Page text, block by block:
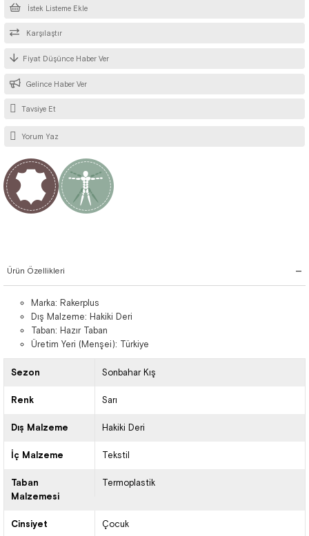
İstek Listeme Ekle
Karşılaştır
Fiyat Düşünce Haber Ver
Gelince Haber Ver
Tavsiye Et
Yorum Yaz
Ürün Özellikleri
Marka: Rakerplus
Dış Malzeme: Hakiki Deri
Taban: Hazır Taban
Üretim Yeri (Menşei): Türkiye
Sezon Sonbahar Kış
Renk Sarı
Dış Malzeme Hakiki Deri
İç Malzeme Tekstil
Taban
Malzemesi
Termoplastik
Cinsiyet Çocuk